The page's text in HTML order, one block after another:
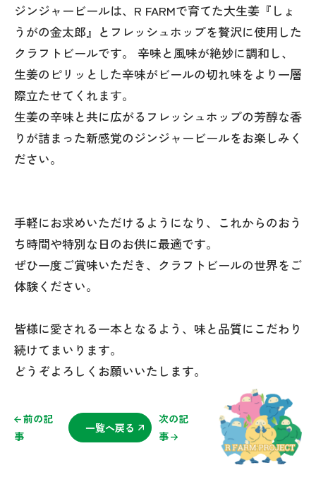
ジンジャービールは、R FARMで育てた大生姜『しょ
うがの金太郎』とフレッシュホップを贅沢に使用した
クラフトビールです。 辛味と風味が絶妙に調和し、
生姜のピリッとした辛味がビールの切れ味をより一層
際立たせてくれます。
生姜の辛味と共に広がるフレッシュホップの芳醇な香
りが詰まった新感覚のジンジャービールをお楽しみく
ださい。
手軽にお求めいただけるようになり、これからのおう
ち時間や特別な日のお供に最適です。
ぜひ一度ご賞味いただき、クラフトビールの世界をご
体験ください。
皆様に愛される一本となるよう、味と品質にこだわり
続けてまいります。
どうぞよろしくお願いいたします。
前の記
事
一覧へ戻る
次の記
事